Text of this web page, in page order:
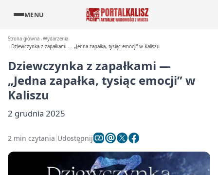
MENU
Strona główna Wydarzenia
Dziewczynka z zapałkami — „Jedna zapałka, tysiąc emocji” w Kaliszu
Dziewczynka z zapałkami —
„Jedna zapałka, tysiąc emocji” w
Kaliszu
2 grudnia 2025
2 min czytania Udostępnij